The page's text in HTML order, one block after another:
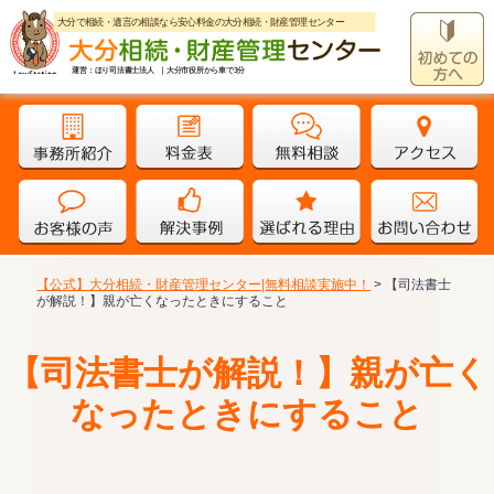
大分で相続・遺言の相談なら安心料金の大分相続・財産管理センター
運営：ほり司法書士法人 ｜大分市役所から車で3分
【公式】大分相続・財産管理センター|無料相談実施中！ >
【司法書士
が解説！】親が亡くなったときにすること
【司法書士が解説！】親が亡く
なったときにすること